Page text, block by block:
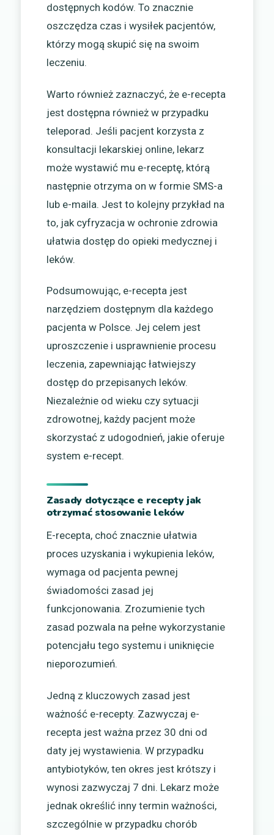
dostępnych kodów. To znacznie
oszczędza czas i wysiłek pacjentów,
którzy mogą skupić się na swoim
leczeniu.
Warto również zaznaczyć, że e-recepta
jest dostępna również w przypadku
teleporad. Jeśli pacjent korzysta z
konsultacji lekarskiej online, lekarz
może wystawić mu e-receptę, którą
następnie otrzyma on w formie SMS-a
lub e-maila. Jest to kolejny przykład na
to, jak cyfryzacja w ochronie zdrowia
ułatwia dostęp do opieki medycznej i
leków.
Podsumowując, e-recepta jest
narzędziem dostępnym dla każdego
pacjenta w Polsce. Jej celem jest
uproszczenie i usprawnienie procesu
leczenia, zapewniając łatwiejszy
dostęp do przepisanych leków.
Niezależnie od wieku czy sytuacji
zdrowotnej, każdy pacjent może
skorzystać z udogodnień, jakie oferuje
system e-recept.
Zasady dotyczące e recepty jak
otrzymać stosowanie leków
E-recepta, choć znacznie ułatwia
proces uzyskania i wykupienia leków,
wymaga od pacjenta pewnej
świadomości zasad jej
funkcjonowania. Zrozumienie tych
zasad pozwala na pełne wykorzystanie
potencjału tego systemu i uniknięcie
nieporozumień.
Jedną z kluczowych zasad jest
ważność e-recepty. Zazwyczaj e-
recepta jest ważna przez 30 dni od
daty jej wystawienia. W przypadku
antybiotyków, ten okres jest krótszy i
wynosi zazwyczaj 7 dni. Lekarz może
jednak określić inny termin ważności,
szczególnie w przypadku chorób